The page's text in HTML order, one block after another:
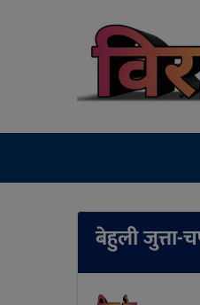
बेहुली जुत्ता-